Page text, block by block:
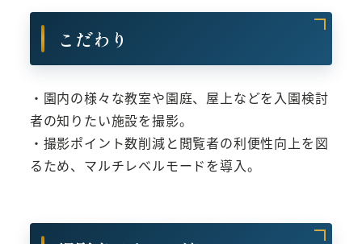
こだわり
・園内の様々な教室や園庭、屋上などを入園検討
者の知りたい施設を撮影。
・撮影ポイント数削減と閲覧者の利便性向上を図
るため、マルチレベルモードを導入。